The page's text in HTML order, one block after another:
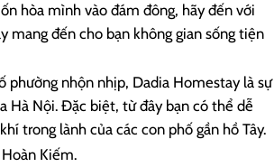
hòa mình vào đám đông, hãy đến với
mang đến cho bạn không gian sống tiện
phường nhộn nhịp, Dadia Homestay là sự
Hà Nội. Đặc biệt, từ đây bạn có thể dễ
trong lành của các con phố gần hồ Tây.
Kiếm.